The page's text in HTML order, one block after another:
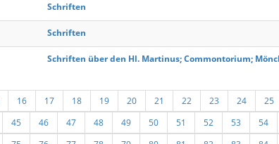
Schriften
Schriften
Schriften über den Hl. Martinus; Commontorium;
16 17 18 19 20 21 22 23 24 25
45 46 47 48 49 50 51 52 53 54